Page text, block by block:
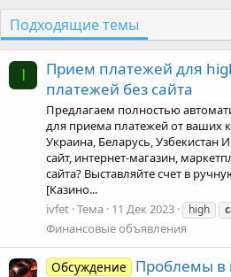
Подходящие темы
I
Прием платежей для
платежей без сайта
Предлагаем полностью
для приема платежей от ваших
Украина, Беларусь, Узбекистан
сайт, интернет-магазин,
сайта? Выставляйте счет в
[Казино...
ivfet Тема 11 Дек 2023 high
Финансовые объявления
Обсуждение Проблемы в